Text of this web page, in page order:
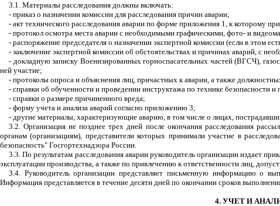
3.1. Материалы расследования должны включать:
- приказ о назначении комиссии для расследования причин аварии;
- акт технического расследования аварии по форме приложения 1, к которому
- протокол осмотра места аварии с необходимыми графическими, фото- и
- распоряжение председателя о назначении экспертной комиссии (если в этом
- заключение экспертной комиссии об обстоятельствах и причинах аварий, с
- докладную записку Военизированных горноспасательных частей (ВГСЧ),
ней участие;
- протоколы опроса и объяснения лиц, причастных к аварии, а также
- справки об обученности и проведении инструктажа по технике безопасности и
- справки о размере причиненного вреда;
- форму учета и анализа аварий согласно приложению 3;
- другие материалы, характеризующие аварию, в том числе о лицах,
3.2. Организация не позднее трех дней после окончания расследования
органам (организациям), представители которых принимали участие в
безопасность" Госгортехнадзора России.
3.3. По результатам расследования аварии руководитель организации издает
эксплуатации производства, а также по привлечению к ответственности лиц,
3.4. Руководитель организации представляет письменную информацию о
Информация представляется в течение десяти дней по окончании сроков
4. УЧЕТ И